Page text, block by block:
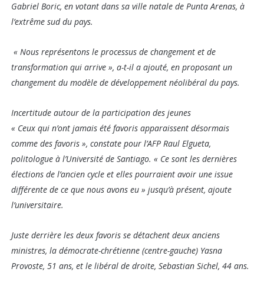
Gabriel Boric, en votant dans sa ville natale de Punta Arenas, à
l’extrême sud du pays.
« Nous représentons le processus de changement et de
transformation qui arrive », a-t-il a ajouté, en proposant un
changement du modèle de développement néolibéral du pays.
Incertitude autour de la participation des jeunes
« Ceux qui n’ont jamais été favoris apparaissent désormais
comme des favoris », constate pour l’AFP Raul Elgueta,
politologue à l’Université de Santiago. « Ce sont les dernières
élections de l’ancien cycle et elles pourraient avoir une issue
différente de ce que nous avons eu » jusqu’à présent, ajoute
l’universitaire.
Juste derrière les deux favoris se détachent deux anciens
ministres, la démocrate-chrétienne (centre-gauche) Yasna
Provoste, 51 ans, et le libéral de droite, Sebastian Sichel, 44 ans.